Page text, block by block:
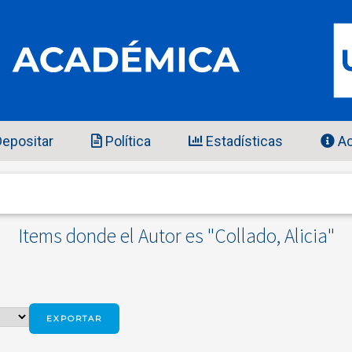
Política Estadísticas
Items donde el Autor es "Collado, Alicia"